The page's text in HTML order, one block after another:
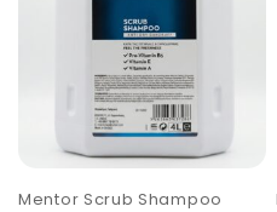
Mentor Scrub Shampoo